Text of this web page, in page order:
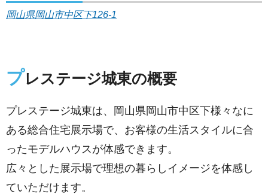
ン
テ
プ
岡山県岡山市中区下126-1
プレステージ城東の概要
プレステージ城東は、岡山県岡山市中区下様々なに
ある総合住宅展示場で、お客様の生活スタイルに合
ったモデルハウスが体感できます。
広々とした展示場で理想の暮らしイメージを体感し
ていただけます。